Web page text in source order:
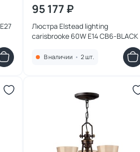
95 177 ₽
Люстра Elstead lighting
carisbrooke 60W E14 CB6-BLACK
В наличии • 2 шт.